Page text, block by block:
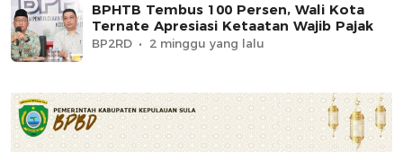
BPHTB Tembus 100 Persen, Wali Kota
Ternate Apresiasi Ketaatan Wajib Pajak
BP2RD 2 minggu yang lalu